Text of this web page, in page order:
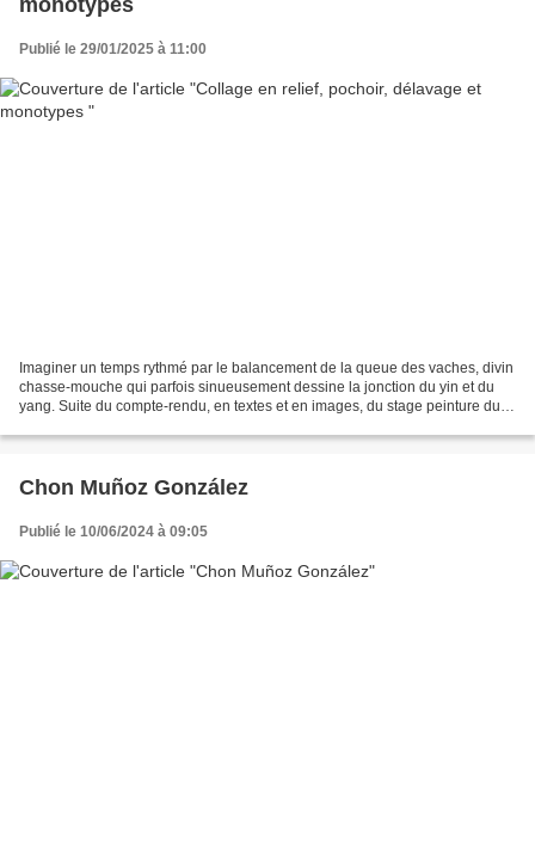
Publié le 29/01/2025 à 11:00
Imaginer un temps rythmé par le balancement de la queue des vaches, divin
chasse-mouche qui parfois sinueusement dessine la jonction du yin et du
yang. Suite du compte-rendu, en textes et en images, du stage peinture du 7
Chon Muñoz González
Publié le 10/06/2024 à 09:05